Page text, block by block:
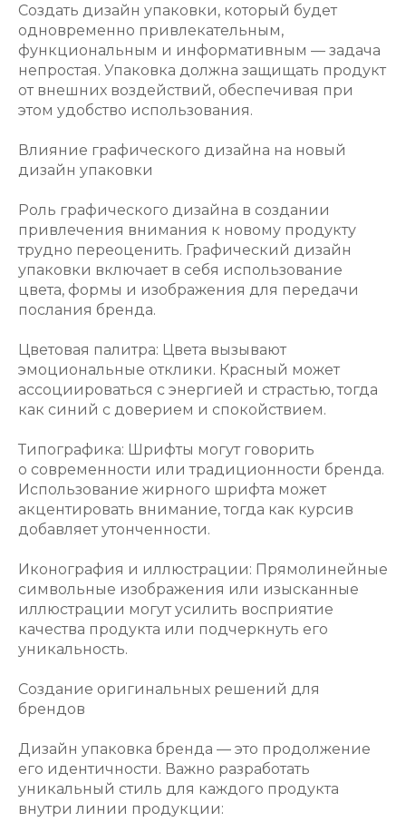
Создать дизайн упаковки, который будет
одновременно привлекательным,
функциональным и информативным — задача
непростая. Упаковка должна защищать продукт
от внешних воздействий, обеспечивая при
этом удобство использования.
Влияние графического дизайна на новый
дизайн упаковки
Роль графического дизайна в создании
привлечения внимания к новому продукту
трудно переоценить. Графический дизайн
упаковки включает в себя использование
цвета, формы и изображения для передачи
послания бренда.
Цветовая палитра: Цвета вызывают
эмоциональные отклики. Красный может
ассоциироваться с энергией и страстью, тогда
как синий с доверием и спокойствием.
Типографика: Шрифты могут говорить
о современности или традиционности бренда.
Использование жирного шрифта может
акцентировать внимание, тогда как курсив
добавляет утонченности.
Иконография и иллюстрации: Прямолинейные
символьные изображения или изысканные
иллюстрации могут усилить восприятие
качества продукта или подчеркнуть его
уникальность.
Создание оригинальных решений для
брендов
Дизайн упаковка бренда — это продолжение
его идентичности. Важно разработать
уникальный стиль для каждого продукта
внутри линии продукции: